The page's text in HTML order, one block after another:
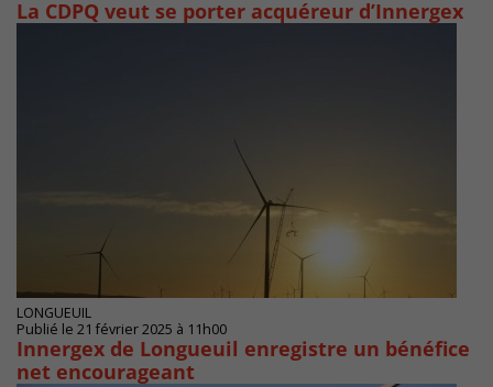
La CDPQ veut se porter acquéreur d’Innergex
LONGUEUIL
Publié le 21 février 2025 à 11h00
Innergex de Longueuil enregistre un bénéfice
net encourageant